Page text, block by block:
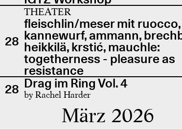
28
THEATER
fleischlin/meser mit ruocco,
kannewurf, ammann,
heikkilä, krstić, mauchle:
togetherness - pleasure as
resistance
28 Drag im Ring Vol. 4
by Rachel Harder
März 2026